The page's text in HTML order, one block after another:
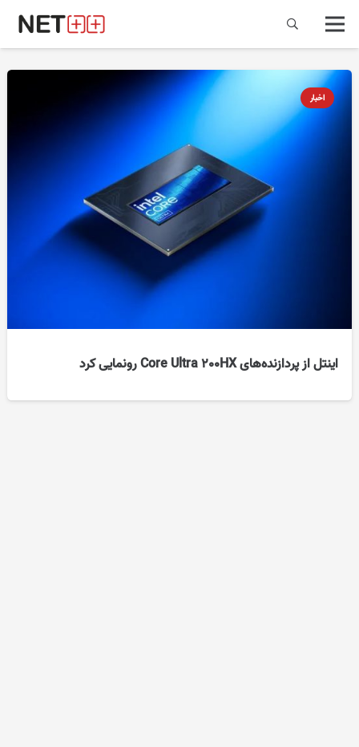
اخبار
اینتل از پردازنده‌های Core Ultra 200HX رونمایی کرد